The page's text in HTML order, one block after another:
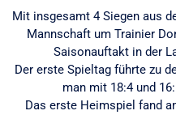
Mit insgesamt 4 Siegen aus
Mannschaft um Trainier
Saisonauftakt in der
Der erste Spieltag führte zu
man mit 18:4 und
Das erste Heimspiel fand